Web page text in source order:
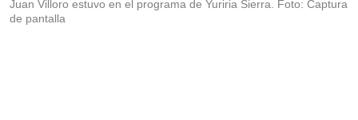
Juan Villoro estuvo en el programa de Yuriria Sierra. Foto: Captura
de pantalla